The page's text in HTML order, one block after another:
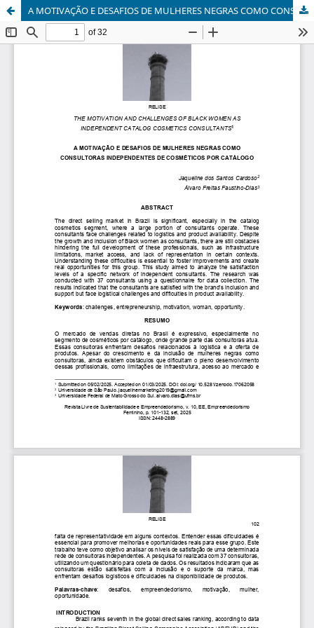
A MOTIVAÇÃO E DESAFIOS DE MULHERES NEGRAS COMO CONSULTORAS INDEPENDENTES DE COSMÉTICOS POR CATÁLOGO